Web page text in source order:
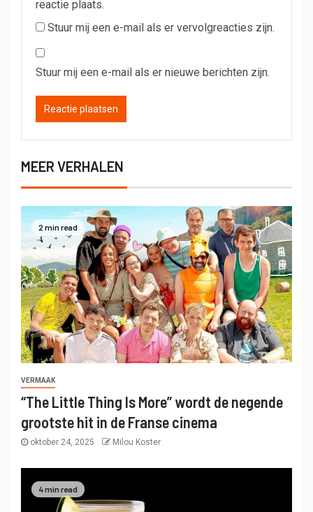
reactie plaats.
Stuur mij een e-mail als er vervolgreacties zijn.
Stuur mij een e-mail als er nieuwe berichten zijn.
MEER VERHALEN
2 min read
VERMAAK
“The Little Thing Is More” wordt de negende
grootste hit in de Franse cinema
oktober 24, 2025 Milou Koster
4 min read